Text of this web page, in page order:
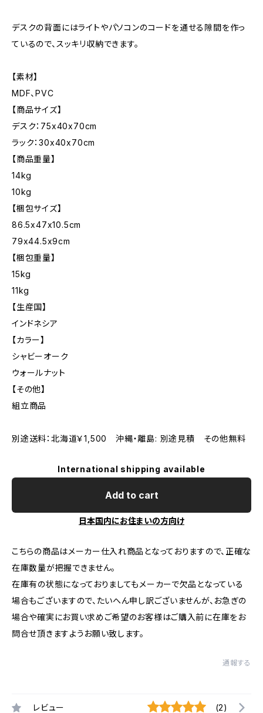
デスクの背面にはライトやパソコンのコードを通せる隙間を作っ
ているので、スッキリ収納できます。
【素材】
MDF、PVC
【商品サイズ】
デスク：75x40x70cm
ラック：30x40x70cm
【商品重量】
14kg
10kg
【梱包サイズ】
86.5x47x10.5cm
79x44.5x9cm
【梱包重量】
15kg
11kg
【生産国】
インドネシア
【カラー】
シャビーオーク
ウォールナット
【その他】
組立商品
別途送料：北海道￥1,500 沖縄・離島: 別途見積 その他無料
International shipping available
Add to cart
日本国内にお住まいの方向け
こちらの商品はメーカー仕入れ商品となっておりますので、正確な
在庫数量が把握できません。
在庫有の状態になっておりましてもメーカーで欠品となっている
場合もございますので、たいへん申し訳ございませんが、お急ぎの
場合や確実にお買い求めご希望のお客様はご購入前に在庫をお
問合せ頂きますようお願い致します。
通報する
レビュー (2)